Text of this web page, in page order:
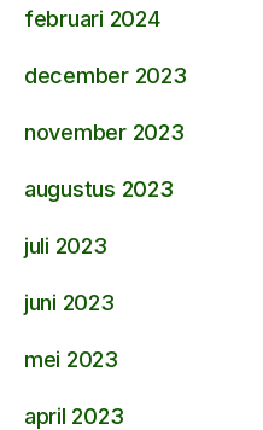
februari 2024
december 2023
november 2023
augustus 2023
juli 2023
juni 2023
mei 2023
april 2023